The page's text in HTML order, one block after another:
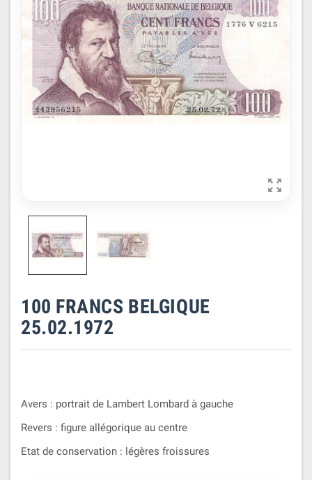

100 FRANCS BELGIQUE
25.02.1972
Avers : portrait de Lambert Lombard à gauche
Revers : figure allégorique au centre
Etat de conservation : légères froissures